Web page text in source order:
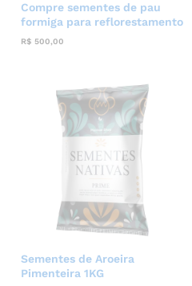
Compre sementes de pau
formiga para reflorestamento
R$ 500,00
Sementes de Aroeira
Pimenteira 1KG